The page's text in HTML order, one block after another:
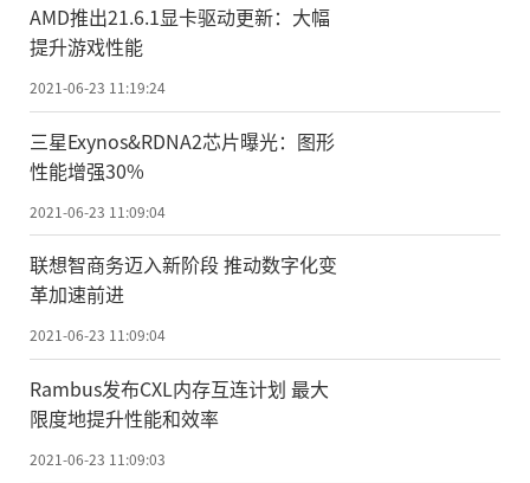
AMD推出21.6.1显卡驱动更新：大幅
提升游戏性能
2021-06-23 11:19:24
三星Exynos&RDNA2芯片曝光：图形
性能增强30%
2021-06-23 11:09:04
联想智商务迈入新阶段 推动数字化变
革加速前进
2021-06-23 11:09:04
Rambus发布CXL内存互连计划 最大
限度地提升性能和效率
2021-06-23 11:09:03